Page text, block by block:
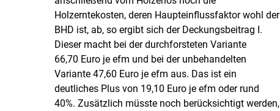
Holzerntekosten, deren Haupteinflussfaktor wohl der
BHD ist, ab, so ergibt sich der Deckungsbeitrag I.
Dieser macht bei der durchforsteten Variante
66,70 Euro je efm und bei der unbehandelten
Variante 47,60 Euro je efm aus. Das ist ein
deutliches Plus von 19,10 Euro je efm oder rund
40%. Zusätzlich müsste noch berücksichtigt werden,